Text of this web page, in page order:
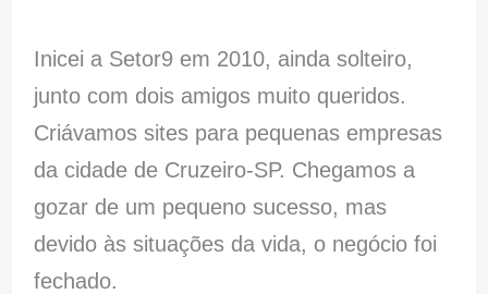
Inicei a Setor9 em 2010, ainda solteiro,
junto com dois amigos muito queridos.
Criávamos sites para pequenas empresas
da cidade de Cruzeiro-SP. Chegamos a
gozar de um pequeno sucesso, mas
devido às situações da vida, o negócio foi
fechado.